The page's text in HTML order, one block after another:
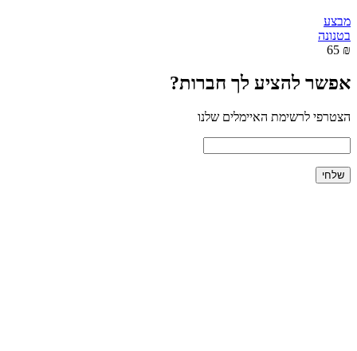
מבצע
בטנונה
₪ 65
אפשר להציע לך חברות?
הצטרפי לרשימת האיימלים שלנו